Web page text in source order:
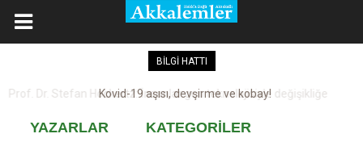
BİLGİ HATTI
Kovid-19 aşısı, devşirme ve kobay!
YAZARLAR KATEGORİLER